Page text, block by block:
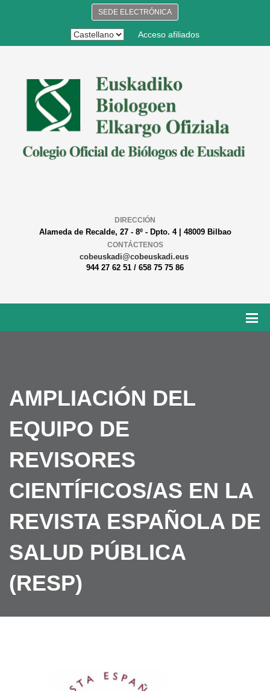
SEDE ELECTRÓNICA
Acceso afiliados
DIRECCIÓN
Alameda de Recalde, 27 - 8º - Dpto. 4 | 48009 Bilbao
CONTÁCTENOS
cobeuskadi@cobeuskadi.eus
944 27 62 51 / 658 75 75 86
AMPLIACIÓN DEL
EQUIPO DE
REVISORES
CIENTÍFICOS/AS EN LA
REVISTA ESPAÑOLA DE
SALUD PÚBLICA
(RESP)